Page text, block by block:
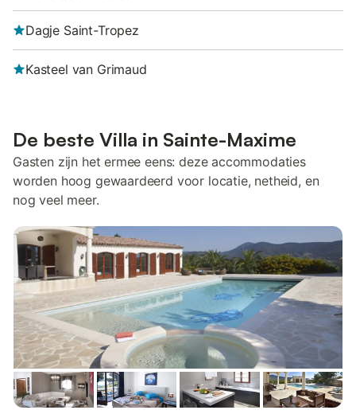
Dagje Saint-Tropez
Kasteel van Grimaud
De beste Villa in Sainte-Maxime
Gasten zijn het ermee eens: deze accommodaties
worden hoog gewaardeerd voor locatie, netheid, en
nog veel meer.